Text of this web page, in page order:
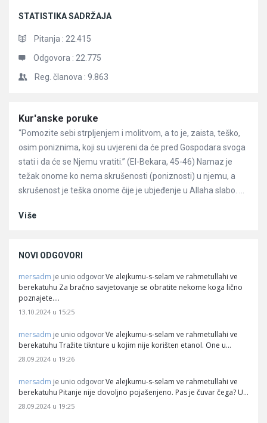
STATISTIKA SADRŽAJA
Pitanja : 22.415
Odgovora : 22.775
Reg. članova : 9.863
Članci
Kur'anske poruke
“Pomozite sebi strpljenjem i molitvom, a to je, zaista, teško,
osim poniznima, koji su uvjereni da će pred Gospodara svoga
stati i da će se Njemu vratiti.” (El-Bekara, 45-46) Namaz je
težak onome ko nema skrušenosti (poniznosti) u njemu, a
skrušenost je teška onome čije je ubjeđenje u Allaha slabo. ...
Više
NOVI ODGOVORI
mersadm je unio odgovor Ve alejkumu-s-selam ve rahmetullahi ve
berekatuhu Za bračno savjetovanje se obratite nekome koga lično
poznajete.…
13.10.2024 u 15:25
mersadm je unio odgovor Ve alejkumu-s-selam ve rahmetullahi ve
berekatuhu Tražite tiknture u kojim nije korišten etanol. One u…
28.09.2024 u 19:26
mersadm je unio odgovor Ve alejkumu-s-selam ve rahmetullahi ve
berekatuhu Pitanje nije dovoljno pojašenjeno. Pas je čuvar čega? U…
28.09.2024 u 19:25